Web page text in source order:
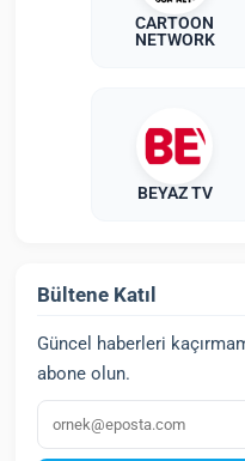
CARTOON
NETWORK
BEYAZ TV
Bültene Katıl
Güncel haberleri
abone olun.
E‑posta